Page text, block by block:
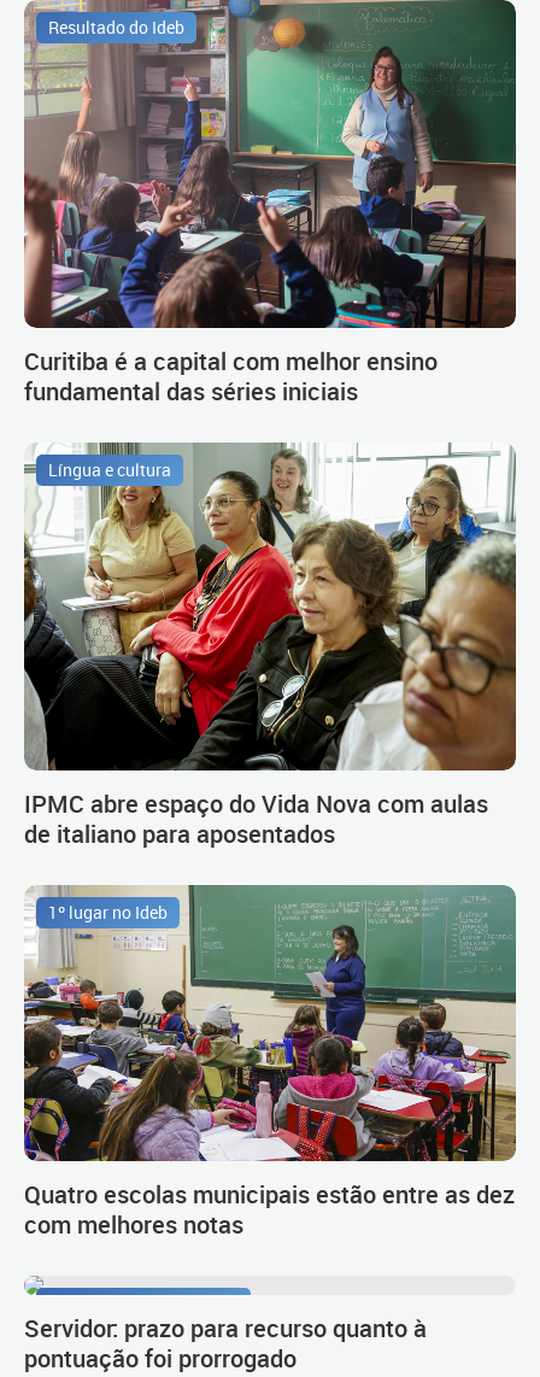
Resultado do Ideb
Curitiba é a capital com melhor ensino
fundamental das séries iniciais
Língua e cultura
IPMC abre espaço do Vida Nova com aulas
de italiano para aposentados
1º lugar no Ideb
Quatro escolas municipais estão entre as dez
com melhores notas
Servidor: prazo para recurso quanto à
pontuação foi prorrogado